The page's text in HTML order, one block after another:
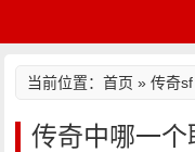
当前位置：首页 »传奇sf
传奇中哪一